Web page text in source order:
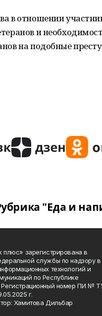
в отношении
и
на подобные
"Еда и
плюс» зарегистрирована в
службы по надзору в
технологий и
по Республике
Регистрационный номер ПИ №
г.
Хамитова Дильбар